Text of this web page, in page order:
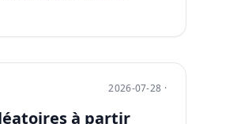
2026-07-28 ·
à partir